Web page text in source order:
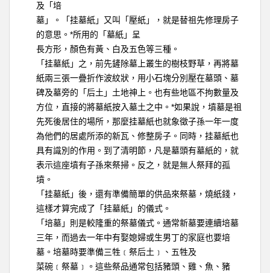
及「培
墓」。「挂墓紙」又叫「壓紙」，就是替祖先修理房子
的意思。 *所用的「墓紙」呈
長方形，顏色有黃、白及五色等三種。
「挂墓紙」之，前先鏟除墓上叢生的樹枝野草，再將墓
紙兩三張一疊折作波紋狀，用小石塊分別壓在墓頭、墓
碑及墓旁的「后土」土地神上。也有些地區不拘數量及
方位，直接的將墓紙按入墓土之中。 *如果說，墳墓是祖
先死後居住的場所，那麼挂墓紙也就象徵子孫一年一度
為他們的居處所添的新瓦、修整房子。同時，挂墓紙也
具有識別的作用。到了清明節，凡是墓頭有墓紙的，就
表示這座墳有子孫來祭掃。反之，就是無人祭拜的孤
墳。
「挂墓紙」後，還有準備簡單的供品來祭墓，燒紙錢，
這樣才算完成了「挂墓紙」的儀式。
「培墓」則是較隆重的祭墓儀式。通常新墓要連續培墓
三年，而過去一年中有娶媳婦或生男丁的家庭也要培
墓。培墓時要準備三牲﹝祭后土﹞、五牲及
菜碗﹝祭墓﹞。這些祭品通常包括豬頭、雞、魚、豬